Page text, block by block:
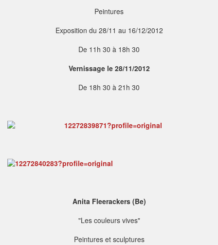
Peintures
Exposition du 28/11 au 16/12/2012
De 11h 30 à 18h 30
Vernissage le 28/11/2012
De 18h 30 à 21h 30
Anita Fleerackers (Be)
"Les couleurs vives"
Peintures et sculptures